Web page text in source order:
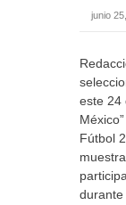
junio
este 24
Fútbol